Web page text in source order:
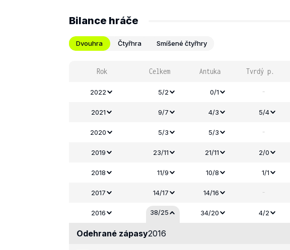
Bilance hráče
Dvouhra Čtyřhra Smíšené čtyřhry
Rok Celkem Antuka Tvrdý p.
2022 5/2 0/1 -
2021 9/7 4/3 5/4
2020 5/3 5/3 -
2019 23/11 21/11 2/0
2018 11/9 10/8 1/1
2017 14/17 14/16 -
2016 38/25 34/20 4/2
Odehrané zápasy2016